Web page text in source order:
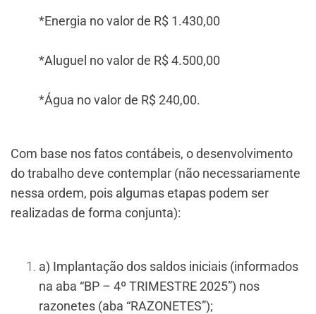
*Energia no valor de R$ 1.430,00
*Aluguel no valor de R$ 4.500,00
*Água no valor de R$ 240,00.
Com base nos fatos contábeis, o desenvolvimento
do trabalho deve contemplar (não necessariamente
nessa ordem, pois algumas etapas podem ser
realizadas de forma conjunta):
a) Implantação dos saldos iniciais (informados
na aba “BP – 4º TRIMESTRE 2025”) nos
razonetes (aba “RAZONETES”);